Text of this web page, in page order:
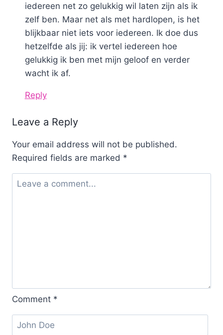
iedereen net zo gelukkig wil laten zijn als ik
zelf ben. Maar net als met hardlopen, is het
blijkbaar niet iets voor iedereen. Ik doe dus
hetzelfde als jij: ik vertel iedereen hoe
gelukkig ik ben met mijn geloof en verder
wacht ik af.
Reply
Leave a Reply
Your email address will not be published.
Required fields are marked *
Comment *